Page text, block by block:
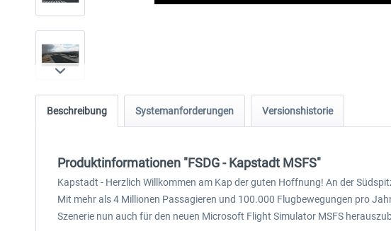
Beschreibung Systemanforderungen Versionshistorie
Produktinformationen "FSDG - Kapstadt MSFS"
Kapstadt - Herzlich Willkommen am Kap der guten Hoffnung! An der
Mit mehr als 4 Millionen Passagieren und 100.000 Flugbewegungen pro
Szenerie nun auch für den neuen Microsoft Flight Simulator MSFS